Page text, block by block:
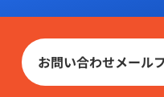
お問い合わせメール